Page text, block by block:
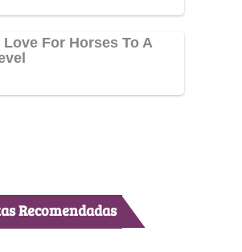
Recomendadas